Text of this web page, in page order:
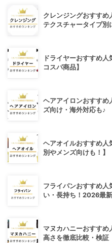
クレンジングおすす
テクスチャータイプ別
ドライヤーおすすめ
コスパ商品】
ヘアアイロンおすすめ
ズ向け・海外対応も♪
ヘアオイルおすすめ人
別やメンズ向けも！】
フライパンおすすめ
い・長持ち！2026最新
マヌカハニーおすす
高さを徹底比較・検証